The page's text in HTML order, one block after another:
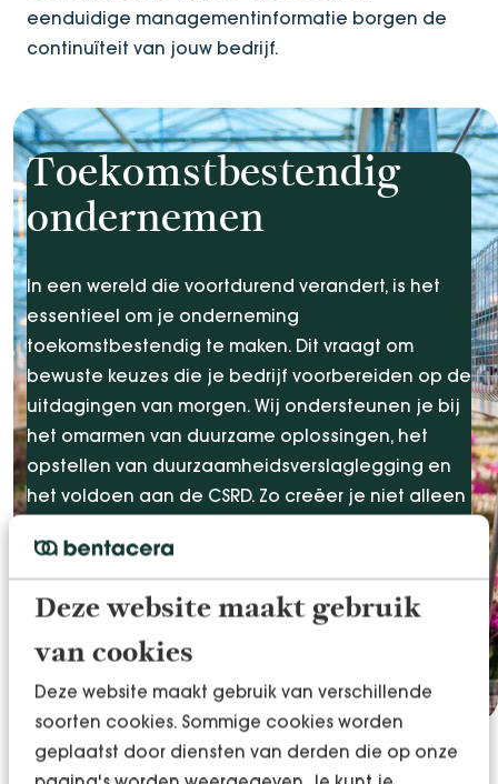
Deze website maakt gebruik
van cookies
Deze website maakt gebruik van verschillende
soorten cookies. Sommige cookies worden
geplaatst door diensten van derden die op onze
eenduidige managementinformatie borgen de
continuïteit van jouw bedrijf.
Toekomstbestendig
ondernemen
In een wereld die voortdurend verandert, is het
essentieel om je onderneming
toekomstbestendig te maken. Dit vraagt om
bewuste keuzes die je bedrijf voorbereiden op de
uitdagingen van morgen. Wij ondersteunen je bij
het omarmen van duurzame oplossingen, het
opstellen van duurzaamheidsverslaglegging en
het voldoen aan de CSRD. Zo creëer je niet alleen
organisatie die klaar is voor de lange termijn.
Toekomstbestendig ondernemen